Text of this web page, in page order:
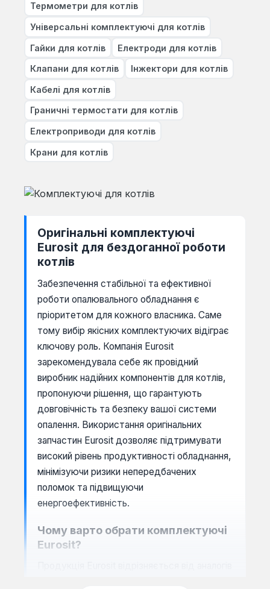
Термометри для котлів
Універсальні комплектуючі для котлів
Гайки для котлів Електроди для котлів
Клапани для котлів Інжектори для котлів
Кабелі для котлів
Граничні термостати для котлів
Електроприводи для котлів
Крани для котлів
Оригінальні комплектуючі
Eurosit для бездоганної роботи
котлів
Забезпечення стабільної та ефективної
роботи опалювального обладнання є
пріоритетом для кожного власника. Саме
тому вибір якісних комплектуючих відіграє
ключову роль. Компанія Eurosit
зарекомендувала себе як провідний
виробник надійних компонентів для котлів,
пропонуючи рішення, що гарантують
довговічність та безпеку вашої системи
опалення. Використання оригінальних
запчастин Eurosit дозволяє підтримувати
високий рівень продуктивності обладнання,
мінімізуючи ризики непередбачених
поломок та підвищуючи
енергоефективність.
Чому варто обрати комплектуючі
Eurosit?